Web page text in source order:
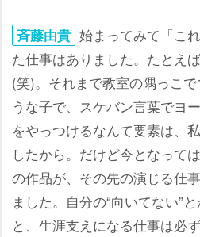
斉藤由貴 始まってみて「こ
た仕事はありました。たとえ
(笑)。それまで教室の隅っこ
うな子で、スケバン言葉でヨ
をやっつけるなんて要素は、
したから。だけど今となって
の作品が、その先の演じる仕
ました。自分の“向いてない”
と、生涯支えになる仕事は必